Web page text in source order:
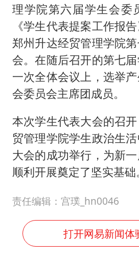
理学院第六届学生会委
《学生代表提案工作报
郑州升达经贸管理学院
会。在随后召开的第七
一次全体会议上，选举
会委员会主席团成员。
本次学生代表大会的召
贸管理学院学生政治生活
大会的成功举行，为新
顺利开展奠定了坚实基础
责任编辑：宫璞_hn0046
打开网易新闻体